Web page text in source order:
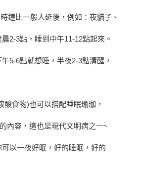
鐘比一般人延後，例如：夜貓子、
2-3點，睡到中午11-12點起來。
5-6點就想睡，半夜2-3點清醒，
食物)也可以搭配睡眠瑜珈，
內容，這也是現代文明病之一~
以一夜好眠，好的睡眠，好的